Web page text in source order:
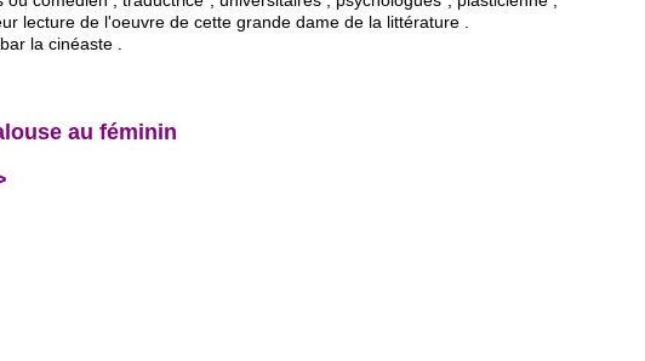
lecture de l'oeuvre de cette grande dame de la littérature .
la cinéaste .
au féminin